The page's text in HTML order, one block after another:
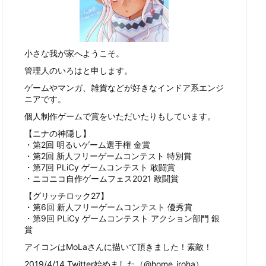
小さな我が家へようこそ。
管理人のいろはと申します。
ゲームやマンガ、雑貨などが好きなインドア系エンジ
ニアです。
個人制作ゲームで賞をいただいたりもしています。
【ニナの神隠し】
・第2回 明るいゲーム選手権 金賞
・第2回 新人フリーゲームコンテスト 特別賞
・第7回 PLiCy ゲームコンテスト 敢闘賞
・ニコニコ自作ゲームフェス2021 敢闘賞
【グリッチロック27】
・第6回 新人フリーゲームコンテスト 優秀賞
・第9回 PLiCy ゲームコンテスト アクション部門 銀
賞
アイコンはMoLaさんに描いて頂きました！素敵！
2019/4/14 Twitter始めました（@home_iroha）